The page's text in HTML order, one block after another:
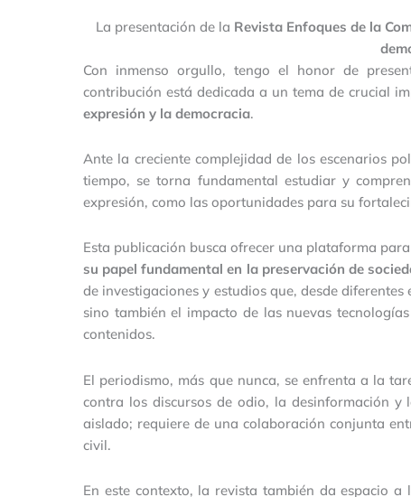
La presentación de la Revista Enfoques de la
Con inmenso orgullo, tengo el honor de
contribución está dedicada a un tema de crucial
expresión y la democracia.
Ante la creciente complejidad de los escenarios
tiempo, se torna fundamental estudiar y
expresión, como las oportunidades para su
Esta publicación busca ofrecer una plataforma para
su papel fundamental en la preservación de
de investigaciones y estudios que, desde
sino también el impacto de las nuevas
contenidos.
El periodismo, más que nunca, se enfrenta a la
contra los discursos de odio, la desinformación y
aislado; requiere de una colaboración conjunta
civil.
En este contexto, la revista también da espacio